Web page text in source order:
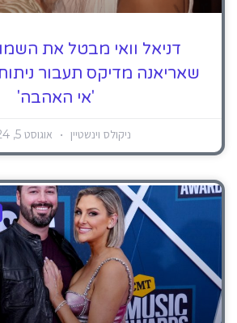
דניאל וואי מבטל את
שאריאנה מדיקס תעבור
'אי האהבה'
ניקולס וינשטיין אוגוסט 5, 2024